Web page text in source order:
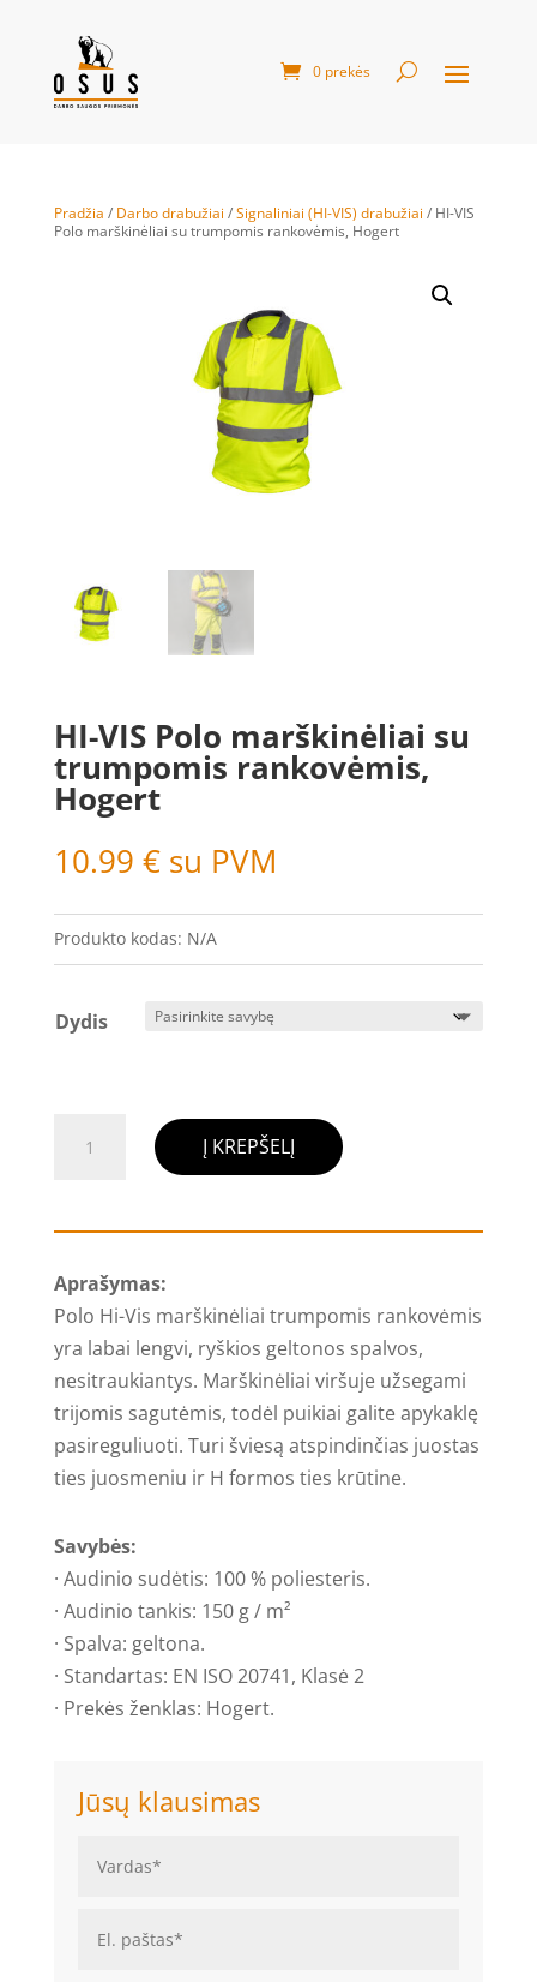
0 prekės
Pradžia / Darbo drabužiai /Signaliniai (HI-VIS) drabužiai / HI-VIS
Polo marškinėliai su trumpomis rankovėmis, Hogert
HI-VIS Polo marškinėliai su
trumpomis rankovėmis,
Hogert
10.99 € su PVM
Produkto kodas: N/A
Dydis
kiekis:
VIS
marškinėliai
su
trumpomis
rankovėmis,
Hogert
Į KREPŠELĮ
Aprašymas:
Polo Hi-Vis marškinėliai trumpomis rankovėmis
yra labai lengvi, ryškios geltonos spalvos,
nesitraukiantys. Marškinėliai viršuje užsegami
trijomis sagutėmis, todėl puikiai galite apykaklę
pasireguliuoti. Turi šviesą atspindinčias juostas
ties juosmeniu ir H formos ties krūtine.
Savybės:
· Audinio sudėtis: 100 % poliesteris.
· Audinio tankis: 150 g / m²
· Spalva: geltona.
· Standartas: EN ISO 20741, Klasė 2
· Prekės ženklas: Hogert.
Jūsų klausimas